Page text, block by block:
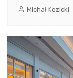
Michał Kozicki